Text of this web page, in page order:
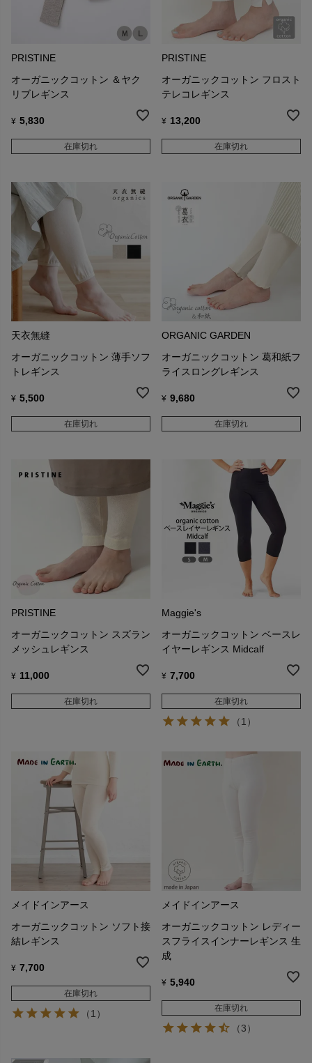
PRISTINE
オーガニックコットン ＆ヤク
リブレギンス
¥ 5,830
在庫切れ
PRISTINE
オーガニックコットン フロスト
テレコレギンス
¥ 13,200
在庫切れ
天衣無縫
オーガニックコットン 薄手ソフ
トレギンス
¥ 5,500
在庫切れ
ORGANIC GARDEN
オーガニックコットン 葛和紙フ
ライスロングレギンス
¥ 9,680
在庫切れ
PRISTINE
オーガニックコットン スズラン
メッシュレギンス
¥ 11,000
在庫切れ
Maggie's
オーガニックコットン ベースレ
イヤーレギンス Midcalf
¥ 7,700
在庫切れ
（1）
メイドインアース
オーガニックコットン ソフト接
結レギンス
¥ 7,700
在庫切れ
（1）
メイドインアース
オーガニックコットン レディー
スフライスインナーレギンス 生
成
¥ 5,940
在庫切れ
（3）